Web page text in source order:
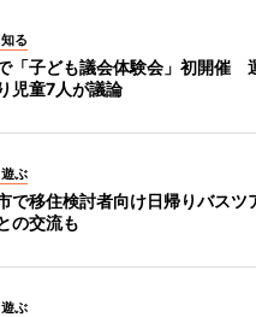
る
「子ども議会体験会」初開催
児童7人が議論
ぶ
で移住検討者向け日帰りバス
の交流も
ぶ